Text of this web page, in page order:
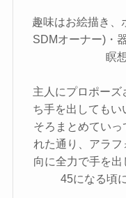
趣味はお絵描き、
SDMオーナー)・
瞑
主人にプロポーズ
ち手を出してもい
そろまとめてい
れた通り、アラ
向に全力で手を
45になる頃